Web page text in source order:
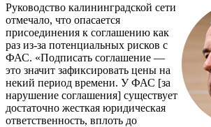
Руководство калининградской сети
отмечало, что опасается
присоединения к соглашению как
раз из-за потенциальных рисков с
ФАС. «Подписать соглашение —
это значит зафиксировать цены на
некий период времени. У ФАС [за
нарушение соглашения] существует
достаточно жесткая юридическая
ответственность, вплоть до